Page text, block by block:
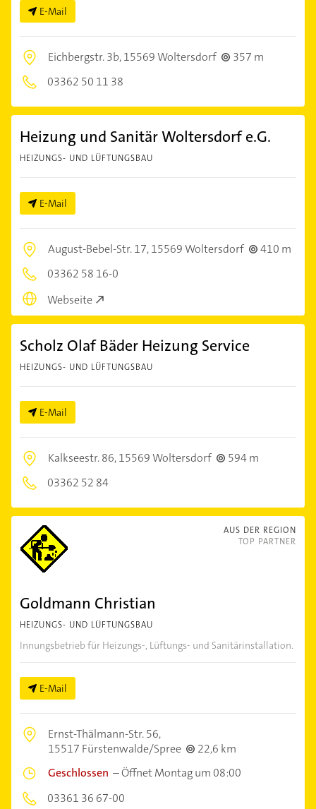
E-Mail
Eichbergstr. 3b,15569 Woltersdorf
357 m
03362 50 11 38
Heizung und Sanitär Woltersdorf e.G.
HEIZUNGS- UND LÜFTUNGSBAU
E-Mail
August-Bebel-Str. 17,15569 Woltersdorf
410 m
03362 58 16-0
Webseite
Scholz Olaf Bäder Heizung Service
HEIZUNGS- UND LÜFTUNGSBAU
E-Mail
Kalkseestr. 86,15569 Woltersdorf
594 m
03362 52 84
AUS DER REGION
TOP PARTNER
Goldmann Christian
HEIZUNGS- UND LÜFTUNGSBAU
Innungsbetrieb für Heizungs-, Lüftungs- und Sanitärinstallation.
E-Mail
Ernst-Thälmann-Str. 56,
15517 Fürstenwalde/Spree
22,6 km
Geschlossen –Öffnet Montag um 08:00
03361 36 67-00